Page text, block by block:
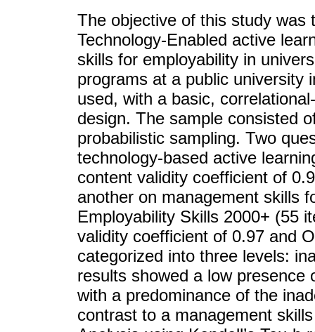
The objective of this study was
Technology-Enabled active
skills for employability in
programs at a public university
used, with a basic,
design. The sample consisted
probabilistic sampling. Two
technology-based active
content validity coefficient of
another on management skills
Employability Skills 2000+ (55
validity coefficient of 0.97 and
categorized into three levels:
results showed a low presence
with a predominance of the
contrast to a management